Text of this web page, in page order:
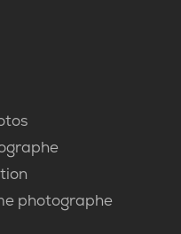
photographe